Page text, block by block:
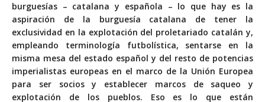
burguesías – catalana y española – lo que hay es la
aspiración de la burguesía catalana de tener la
exclusividad en la explotación del proletariado catalán y,
empleando terminología futbolística, sentarse en la
misma mesa del estado español y del resto de potencias
imperialistas europeas en el marco de la Unión Europea
para ser socios y establecer marcos de saqueo y
explotación de los pueblos. Eso es lo que están